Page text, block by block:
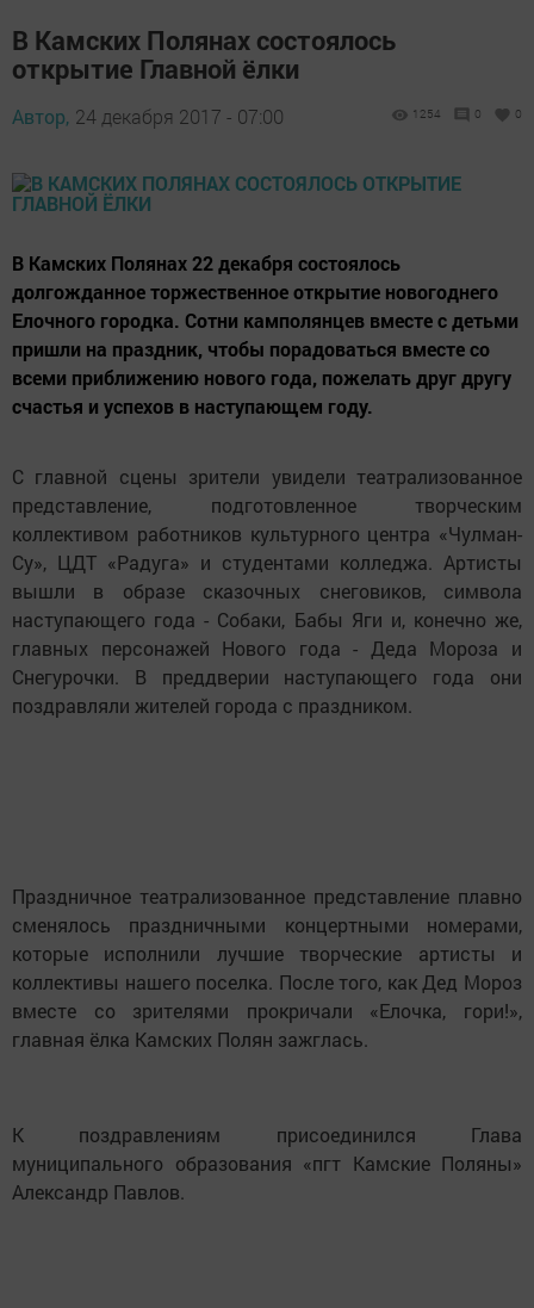
В Камских Полянах состоялось
открытие Главной ёлки
Автор, 24 декабря 2017 - 07:00 1254 0 0
В Камских Полянах 22 декабря состоялось
долгожданное торжественное открытие новогоднего
Елочного городка. Сотни камполянцев вместе с детьми
пришли на праздник, чтобы порадоваться вместе со
всеми приближению нового года, пожелать друг другу
счастья и успехов в наступающем году.
С главной сцены зрители увидели театрализованное
представление, подготовленное творческим
коллективом работников культурного центра «Чулман-
Су», ЦДТ «Радуга» и студентами колледжа. Артисты
вышли в образе сказочных снеговиков, символа
наступающего года - Собаки, Бабы Яги и, конечно же,
главных персонажей Нового года - Деда Мороза и
Снегурочки. В преддверии наступающего года они
поздравляли жителей города с праздником.
Праздничное театрализованное представление плавно
сменялось праздничными концертными номерами,
которые исполнили лучшие творческие артисты и
коллективы нашего поселка. После того, как Дед Мороз
вместе со зрителями прокричали «Елочка, гори!»,
главная ёлка Камских Полян зажглась.
К поздравлениям присоединился Глава
муниципального образования «пгт Камские Поляны»
Александр Павлов.